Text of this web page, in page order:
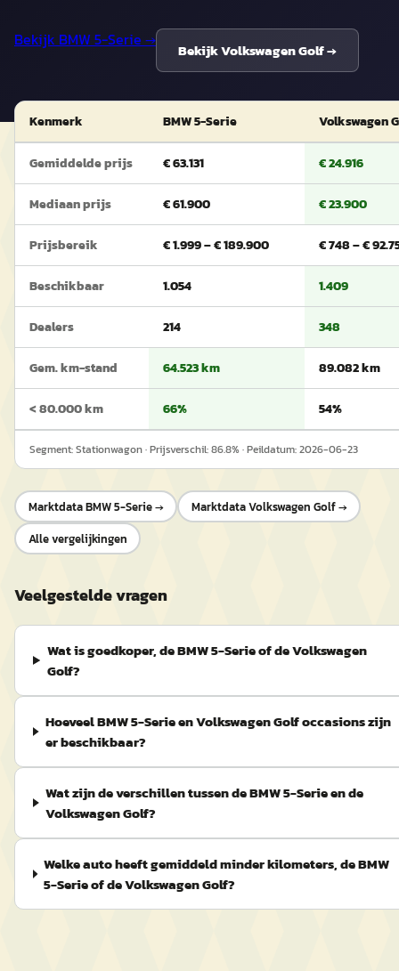
Bekijk BMW 5-Serie →
BekijkVolkswagen Golf→
Kenmerk BMW 5-Serie Volkswagen
Gemiddelde prijs € 63.131 € 24.916
Mediaan prijs € 61.900 € 23.900
Prijsbereik € 1.999 – € 189.900 € 748 – €
Beschikbaar 1.054 1.409
Dealers 214 348
Gem. km-stand 64.523 km 89.082 km
< 80.000 km 66% 54%
Segment:Stationwagon· Prijsverschil:86.8% · Peildatum:2026-06-23
MarktdataBMW 5-Serie→ MarktdataVolkswagen Golf→
Alle vergelijkingen
Veelgestelde vragen
Wat is goedkoper, de BMW 5-Serie of de Volkswagen
Golf?
Hoeveel BMW 5-Serie en Volkswagen Golf occasions zijn
er beschikbaar?
Wat zijn de verschillen tussen de BMW 5-Serie en de
Volkswagen Golf?
Welke auto heeft gemiddeld minder kilometers, de BMW
5-Serie of de Volkswagen Golf?